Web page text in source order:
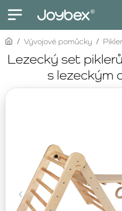
Lezecký set
s lezeckým
homeVývojové pomůcky